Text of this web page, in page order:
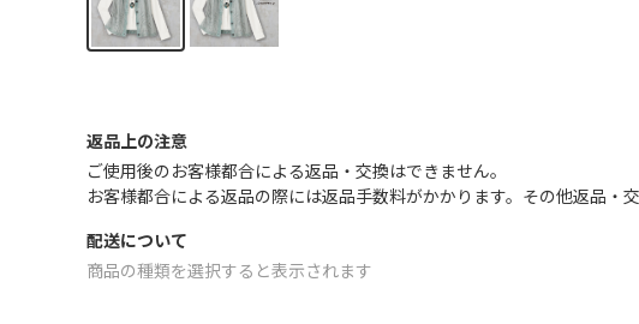
返品上の注意
ご使用後のお客様都合による返品・交換はできません｡
お客様都合による返品の際には返品手数料がかかります。その他返品・
配送について
商品の種類を選択すると表示されます